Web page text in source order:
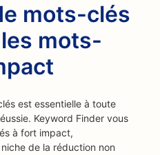
mots-clés
mots-
est essentielle à toute
Keyword Finder vous
à fort impact,
de la réduction non